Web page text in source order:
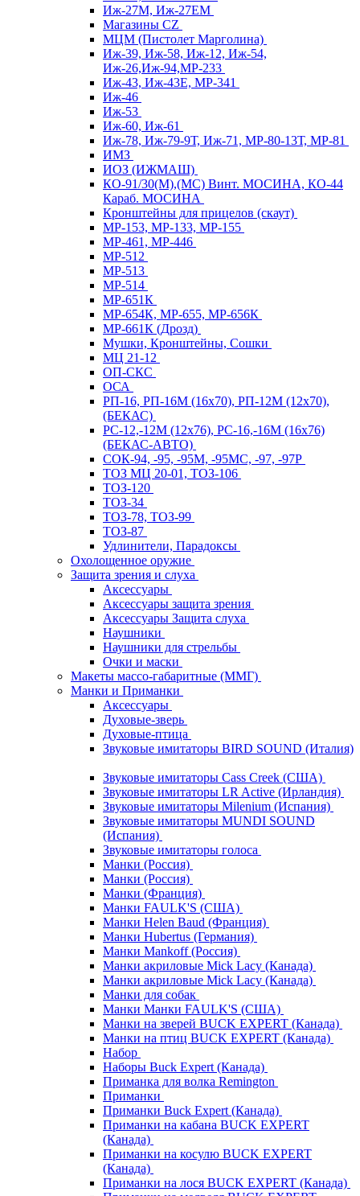
Иж-27М, Иж-27ЕМ
Магазины CZ
МЦМ (Пистолет Марголина)
Иж-39, Иж-58, Иж-12, Иж-54,
Иж-26,Иж-94,МР-233
Иж-43, Иж-43Е, МР-341
Иж-46
Иж-53
Иж-60, Иж-61
Иж-78, Иж-79-9Т, Иж-71, МР-80-13Т, МР-81
ИМЗ
ИОЗ (ИЖМАШ)
КО-91/30(М),(МС) Винт. МОСИНА, КО-44
Караб. МОСИНА
Кронштейны для прицелов (скаут)
МР-153, МР-133, МР-155
МР-461, МР-446
МР-512
МР-513
МР-514
МР-651К
МР-654К, МР-655, МР-656К
МР-661К (Дрозд)
Мушки, Кронштейны, Сошки
МЦ 21-12
ОП-СКС
ОСА
РП-16, РП-16М (16х70), РП-12М (12х70),
(БЕКАС)
РС-12,-12М (12х76), РС-16,-16М (16х76)
(БЕКАС-АВТО)
СОК-94, -95, -95М, -95МС, -97, -97Р
ТОЗ МЦ 20-01, ТОЗ-106
ТОЗ-120
ТОЗ-34
ТОЗ-78, ТОЗ-99
ТОЗ-87
Удлинители, Парадоксы
Охолощенное оружие
Защита зрения и слуха
Аксессуары
Аксессуары защита зрения
Аксессуары Защита слуха
Наушники
Наушники для стрельбы
Очки и маски
Макеты массо-габаритные (ММГ)
Манки и Приманки
Аксессуары
Духовые-зверь
Духовые-птица
Звуковые имитаторы BIRD SOUND (Италия)
Звуковые имитаторы Cass Creek (США)
Звуковые имитаторы LR Active (Ирландия)
Звуковые имитаторы Milenium (Испания)
Звуковые имитаторы MUNDI SOUND
(Испания)
Звуковые имитаторы голоса
Манки (Россия)
Манки (Россия)
Манки (Франция)
Манки FAULK'S (США)
Манки Helen Baud (Франция)
Манки Hubertus (Германия)
Манки Mankoff (Россия)
Манки акриловые Mick Lacy (Канада)
Манки акриловые Mick Lacy (Канада)
Манки для собак
Манки Манки FAULK'S (США)
Манки на зверей BUCK EXPERT (Канада)
Манки на птиц BUCK EXPERT (Канада)
Набор
Наборы Buck Expert (Канада)
Приманка для волка Remington
Приманки
Приманки Buck Expert (Канада)
Приманки на кабана BUCK EXPERT
(Канада)
Приманки на косулю BUCK EXPERT
(Канада)
Приманки на лося BUCK EXPERT (Канада)